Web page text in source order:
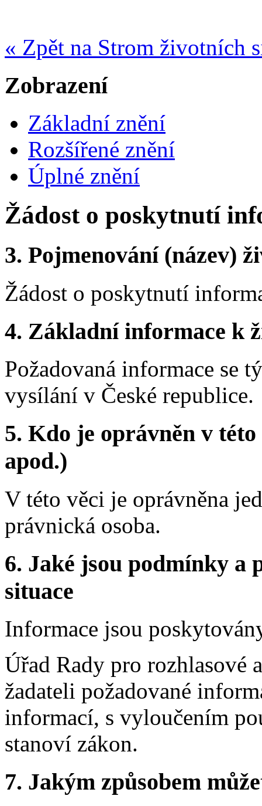
« Zpět na Strom životních
Zobrazení
Základní znění
Rozšířené znění
Úplné znění
Žádost o poskytnutí
3. Pojmenování (název)
Žádost o poskytnutí
4. Základní informace k
Požadovaná informace se
vysílání v České republice.
5. Kdo je oprávněn v
apod.)
V této věci je oprávněna
právnická osoba.
6. Jaké jsou podmínky a
situace
Informace jsou
Úřad Rady pro rozhlasové
žadateli požadované
informací, s vyloučením
stanoví zákon.
7. Jakým způsobem